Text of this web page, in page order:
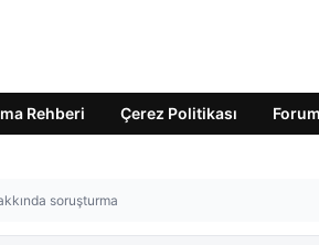
Rehberi Çerez Politikası Forum
soruşturma